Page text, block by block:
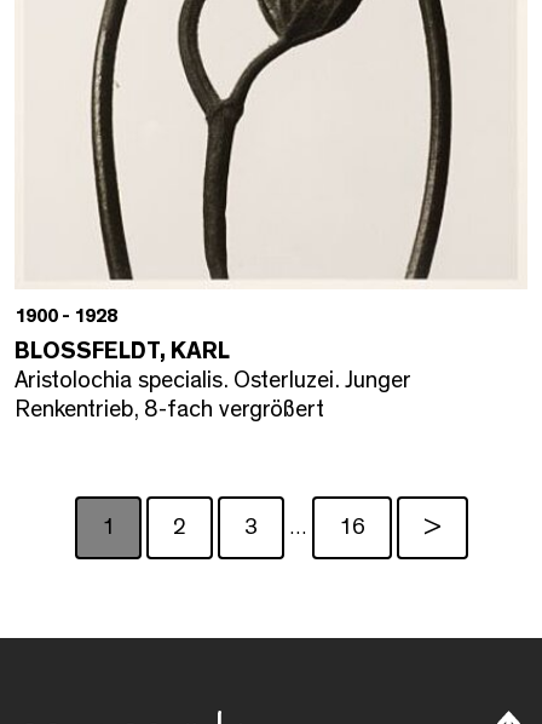
1900 - 1928
BLOSSFELDT, KARL
Aristolochia specialis. Osterluzei. Junger
Renkentrieb, 8-fach vergrößert
1 2 3 … 16 >